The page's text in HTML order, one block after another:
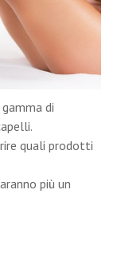
di
quali prodotti
più un